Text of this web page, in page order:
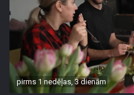
pirms 1 nedēļas, 3 dienām